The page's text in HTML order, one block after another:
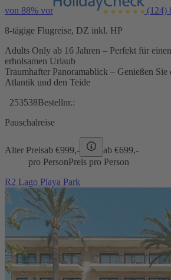
von 88% vor (124)
8-tägige Flugreise, DZ inkl. HP
Adults Only ab 16 Jahren – Perfekt für
erholsamen Urlaub
Traumhafter Panoramablick – Genießen
Atlantik und den Teide
253538Bestellnr.:
Pauschalreise
Alter Preisab €999,- ab €699,-
pro PersonPreis pro Person
R2 Lago Playa Park